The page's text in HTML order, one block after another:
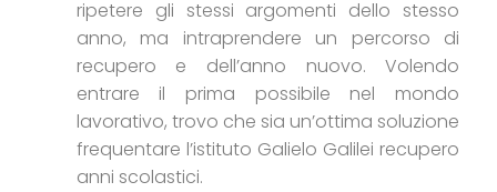
ripetere gli stessi argomenti dello stesso
anno, ma intraprendere un percorso di
recupero e dell’anno nuovo. Volendo
entrare il prima possibile nel mondo
lavorativo, trovo che sia un’ottima soluzione
frequentare l’istituto Galielo Galilei recupero
anni scolastici.